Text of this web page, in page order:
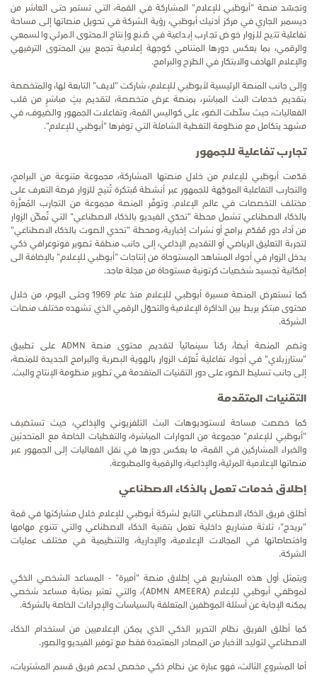
وتجسّد منصة "أبوظبي للإعلام" المشاركة في القمة، التي تستمر حتى العاشر من
ديسمبر الجاري في مركز أدنيك أبوظبي، رؤية الشركة في تحويل منصاتها إلى مساحة
تفاعلية تتيح للزوار خوض تجارب إبداعية في صُنع وإنتاج المحتوى المرئي والسمعي
والرقمي، بما يعكس دورها المتنامي كوجهة إعلامية تجمع بين المحتوى الترفيهي
والإعلام الهادف والابتكار في الطرح والبرامج.
وإلى جانب المنصة الرئيسية لأبوظبي للإعلام، شاركت "لايف" التابعة لها، والمتخصصة
بتقديم خدمات البث المباشر، بمنصة عرض متخصصة، لتقديم بثٍ مباشرٍ من قلب
الفعاليات، حيث سلّطت الضوء على كواليس القمة، وتفاعلات الجمهور والضيوف، في
مشهد يتكامل مع منظومة التغطية الشاملة التي توفرها "أبوظبي للإعلام".
تجارب تفاعلية للجمهور
قدّمت أبوظبي للإعلام من خلال منصتها المشاركة، مجموعة متنوعة من البرامج،
والتجارب التفاعلية الموجَّهة للجمهور عبر أنشطة مُبتكرة تُتيح للزوار فرصة التعرف على
مختلف التخصصات في عالم الإعلام. وتوفّر المنصة مجموعة من التجارب المُعزَّزة
بالذكاء الاصطناعي تشمل محطة "تحدّي الفيديو بالذكاء الاصطناعي" التي تُمكّن الزوار
من أداء دور مُقدّم برامج أو نشرات إخبارية، ومحطة "تحدي الصوت بالذكاء الاصطناعي"
لتجربة التعليق الرياضي أو التقديم الإذاعي، إلى جانب منطقة تصوير فوتوغرافي ذكي
يدخل الزوار في أجواء المشاهد المستوحاة من إنتاجات "أبوظبي للإعلام" بالإضافة الى
إمكانية تجسيد شخصيات كرتونية مستوحاة من مجلة ماجد.
كما تستعرض المنصة مسيرة أبوظبي للإعلام منذ عام 1969 وحتى اليوم، من خلال
محتوى مبتكر يربط بين الذاكرة الإعلامية والتحوّل الرقمي الذي تشهده مختلف منصات
الشركة.
وتضم المنصة أيضاً، ركناً سينمائياً لتقديم محتوى منصة ADMN على تطبيق
"ستارزبلاي" في أجواء تفاعلية تُعرّف الزوار بالهوية البصرية والبرامج الجديدة للمنصة،
إلى جانب تسليط الضوء على دور التقنيات المتقدمة في تطوير منظومة الإنتاج والبث.
التقنيات المتقدمة
كما خصصت مساحة لاستوديوهات البث التلفزيوني والإذاعي، حيث تستضيف
"أبوظبي للإعلام" مجموعة من الحوارات المباشرة، والتغطيات الخاصة مع المتحدثين
والخبراء المشاركين في القمة، ما يعكس دورها في نقل الفعاليات إلى الجمهور عبر
منصاتها الإعلامية المرئية، والإذاعية، والرقمية والمطبوعة.
إطلاق خدمات تعمل بالذكاء الاصطناعي
أطلق فريق الذكاء الاصطناعي التابع لشركة أبوظبي للإعلام خلال مشاركتها في قمة
"بريدج"، ثلاثة مشاريع داخلية تعمل بتقنية الذكاء الاصطناعي والتي تتنوع مهامها
واختصاصاتها في المجالات الإعلامية، والإدارية، والتنظيمية في مختلف عمليات
الشركة.
ويتمثل أول هذه المشاريع في إطلاق منصة "أميرة" - المساعد الشخصي الذكي
لموظفي أبوظبي للإعلام (ِADMN AMEERA)، والتي تعتبر بمثابة مساعد شخصي
يمكنه الإجابة عن أسئلة الموظفين المتعلقة بالسياسات والإجراءات الخاصة بالشركة.
كما أطلق الفريق نظام التحرير الذكي الذي يمكن الإعلاميين من استخدام الذكاء
الاصطناعي لتوليد الأخبار من المصادر المعتمدة فقط مع توفير الفيديو والصور.
أما المشروع الثالث، فهو عبارة عن نظام ذكي مخصص لدعم فريق قسم المشتريات،